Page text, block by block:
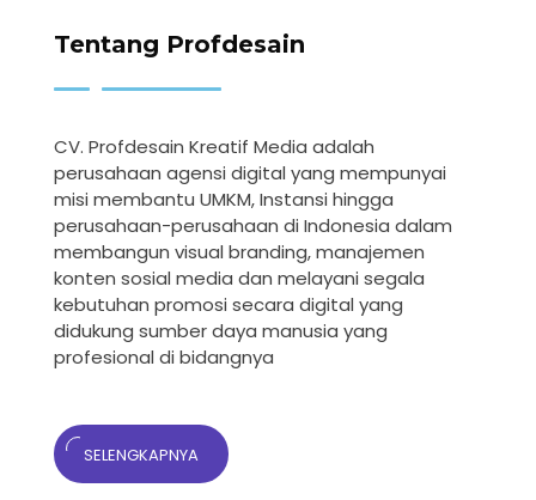
Tentang Profdesain
CV. Profdesain Kreatif Media adalah
perusahaan agensi digital yang mempunyai
misi membantu UMKM, Instansi hingga
perusahaan-perusahaan di Indonesia dalam
membangun visual branding, manajemen
konten sosial media dan melayani segala
kebutuhan promosi secara digital yang
didukung sumber daya manusia yang
profesional di bidangnya
SELENGKAPNYA